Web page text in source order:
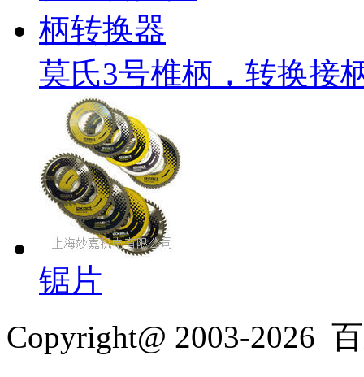
莫氏3号椎柄，转换接
锯片
Copyright@ 2003-2026 百